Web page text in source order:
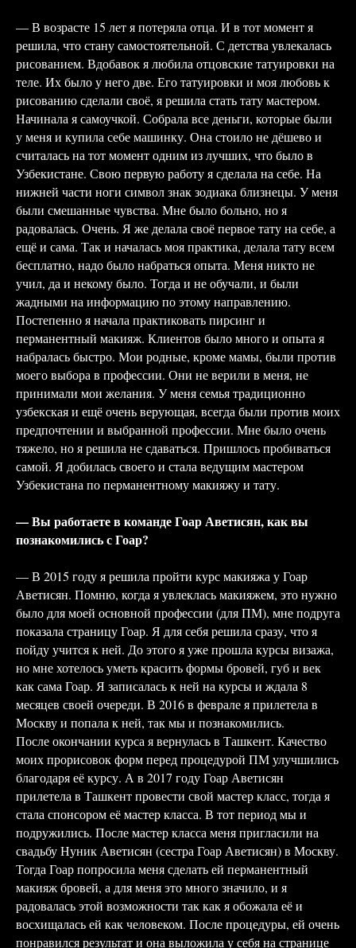
— В возрасте 15 лет я потеряла отца. И в тот момент я
решила, что стану самостоятельной. С детства увлекалась
рисованием. Вдобавок я любила отцовские татуировки на
теле. Их было у него две. Его татуировки и моя любовь к
рисованию сделали своё, я решила стать тату мастером.
Начинала я самоучкой. Собрала все деньги, которые были
у меня и купила себе машинку. Она стоило не дёшево и
считалась на тот момент одним из лучших, что было в
Узбекистане. Свою первую работу я сделала на себе. На
нижней части ноги символ знак зодиака близнецы. У меня
были смешанные чувства. Мне было больно, но я
радовалась. Очень. Я же делала своё первое тату на себе, а
ещё и сама. Так и началась моя практика, делала тату всем
бесплатно, надо было набраться опыта. Меня никто не
учил, да и некому было. Тогда и не обучали, и были
жадными на информацию по этому направлению.
Постепенно я начала практиковать пирсинг и
перманентный макияж. Клиентов было много и опыта я
набралась быстро. Мои родные, кроме мамы, были против
моего выбора в профессии. Они не верили в меня, не
принимали мои желания. У меня семья традиционно
узбекская и ещё очень верующая, всегда были против моих
предпочтении и выбранной профессии. Мне было очень
тяжело, но я решила не сдаваться. Пришлось пробиваться
самой. Я добилась своего и стала ведущим мастером
Узбекистана по перманентному макияжу и тату.
— Вы работаете в команде Гоар Аветисян, как вы
познакомились с Гоар?
— В 2015 году я решила пройти курс макияжа у Гоар
Аветисян. Помню, когда я увлеклась макияжем, это нужно
было для моей основной профессии (для ПМ), мне подруга
показала страницу Гоар. Я для себя решила сразу, что я
пойду учится к ней. До этого я уже прошла курсы визажа,
но мне хотелось уметь красить формы бровей, губ и век
как сама Гоар. Я записалась к ней на курсы и ждала 8
месяцев своей очереди. В 2016 в феврале я прилетела в
Москву и попала к ней, так мы и познакомились.
После окончании курса я вернулась в Ташкент. Качество
моих прорисовок форм перед процедурой ПМ улучшились
благодаря её курсу. А в 2017 году Гоар Аветисян
прилетела в Ташкент провести свой мастер класс, тогда я
стала спонсором её мастер класса. В тот период мы и
подружились. После мастер класса меня пригласили на
свадьбу Нуник Аветисян (сестра Гоар Аветисян) в Москву.
Тогда Гоар попросила меня сделать ей перманентный
макияж бровей, а для меня это много значило, и я
радовалась этой возможности так как я обожала её и
восхищалась ей как человеком. После процедуры, ей очень
понравился результат и она выложила у себя на странице